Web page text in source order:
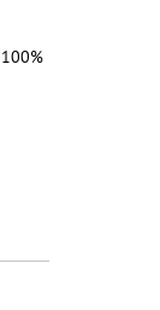
100%